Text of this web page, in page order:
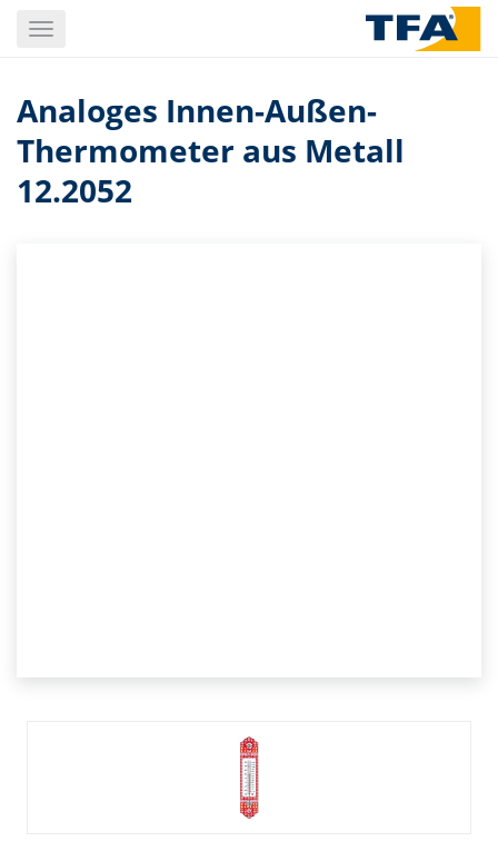
Toggle
Analoges Innen-Außen-
Thermometer aus Metall
12.2052